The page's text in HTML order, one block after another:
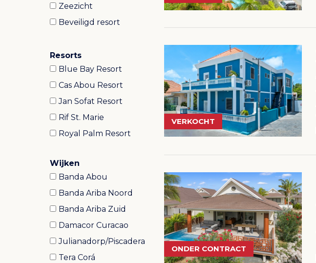
Zeezicht
Beveiligd resort
Resorts
Blue Bay Resort
Cas Abou Resort
Jan Sofat Resort
Rif St. Marie
Royal Palm Resort
Wijken
Banda Abou
Banda Ariba Noord
Banda Ariba Zuid
Damacor Curacao
Julianadorp/Piscadera
Tera Corá
VERKOCHT
ONDER CONTRACT